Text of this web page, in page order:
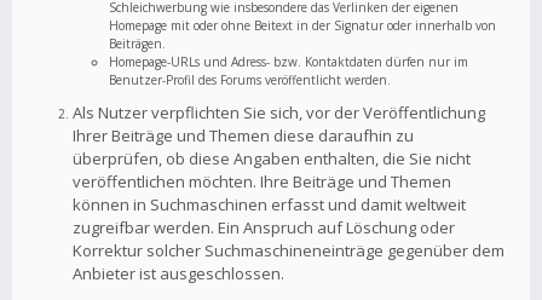
Schleichwerbung wie insbesondere das Verlinken der eigenen
Homepage mit oder ohne Beitext in der Signatur oder innerhalb von
Beiträgen.
Homepage-URLs und Adress- bzw. Kontaktdaten dürfen nur im
Benutzer-Profil des Forums veröffentlicht werden.
Als Nutzer verpflichten Sie sich, vor der Veröffentlichung
Ihrer Beiträge und Themen diese daraufhin zu
überprüfen, ob diese Angaben enthalten, die Sie nicht
veröffentlichen möchten. Ihre Beiträge und Themen
können in Suchmaschinen erfasst und damit weltweit
zugreifbar werden. Ein Anspruch auf Löschung oder
Korrektur solcher Suchmaschineneinträge gegenüber dem
Anbieter ist ausgeschlossen.